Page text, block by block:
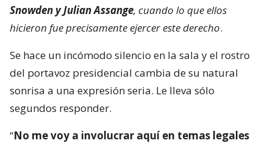
Snowden y Julian Assange, cuando lo que ellos
hicieron fue precisamente ejercer este derecho.
Se hace un incómodo silencio en la sala y el rostro
del portavoz presidencial cambia de su natural
sonrisa a una expresión seria. Le lleva sólo
segundos responder.
“No me voy a involucrar aquí en temas legales